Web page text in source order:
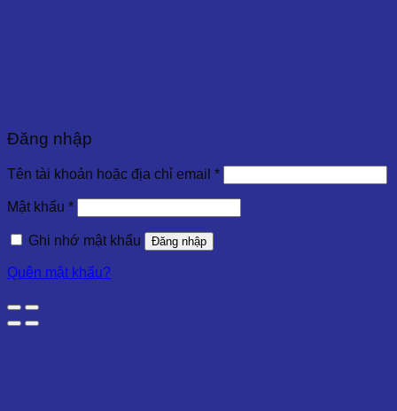
Đăng nhập
Tên tài khoản hoặc địa chỉ email *
Mật khẩu *
Ghi nhớ mật khẩu Đăng nhập
Quên mật khẩu?